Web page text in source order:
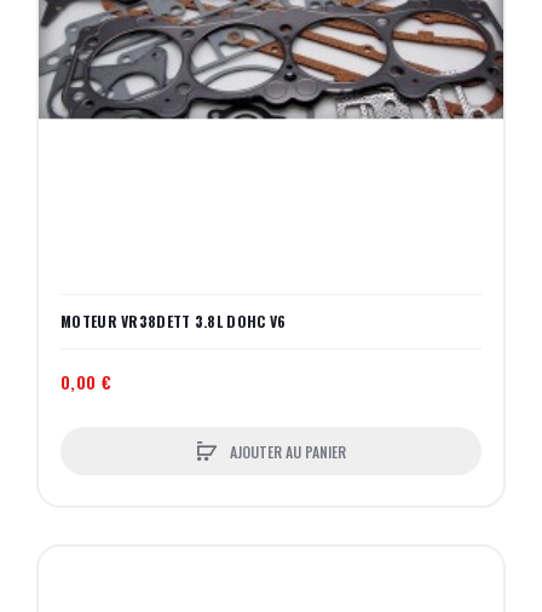
MOTEUR VR38DETT 3.8L DOHC V6
0,00 €
AJOUTER AU PANIER